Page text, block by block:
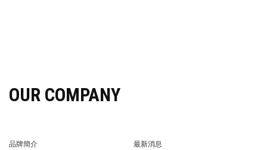
OUR COMPANY
品牌簡介
最新消息